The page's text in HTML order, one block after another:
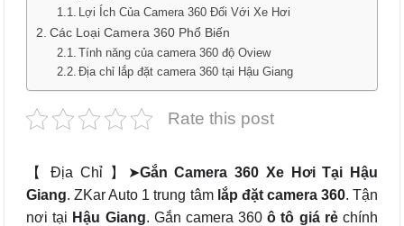
Lợi Ích Của Camera 360 Đối Với Xe Hơi
Các Loại Camera 360 Phổ Biến
Tính năng của camera 360 độ Oview
Địa chỉ lắp đặt camera 360 tại Hậu Giang
Rate this post
【 Địa Chỉ 】➤Gắn Camera 360 Xe Hơi Tại Hậu
Giang. ZKar Auto 1 trung tâm lắp đặt camera 360. Tận
nơi tại Hậu Giang. Gắn camera 360ô tô giá rẻchính